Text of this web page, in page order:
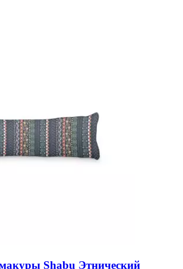
Shabu Этнический